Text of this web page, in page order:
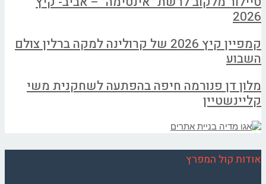
2026
קמפיין קיץ 2026 של קרולינה למקה ברלין צולם
השבוע
מלון דן פנורמה חיפה בהפתעה לשחקנית משי
קליינשטיין
אודות קול המפרץ